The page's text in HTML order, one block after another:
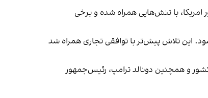
با تنش‌هایی همراه شده و برخی
این تلاش پیش‌تر با توافقی تجاری همراه شد
و همچنین دونالد ترامپ، رئیس‌جمهور